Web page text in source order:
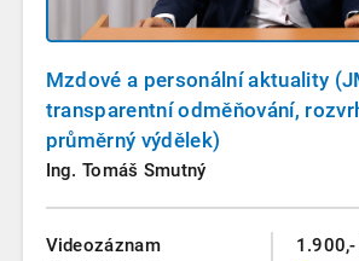
Mzdové a personální aktuality
transparentní odměňování,
průměrný výdělek)
Ing. Tomáš Smutný
Videozáznam
1.900,-